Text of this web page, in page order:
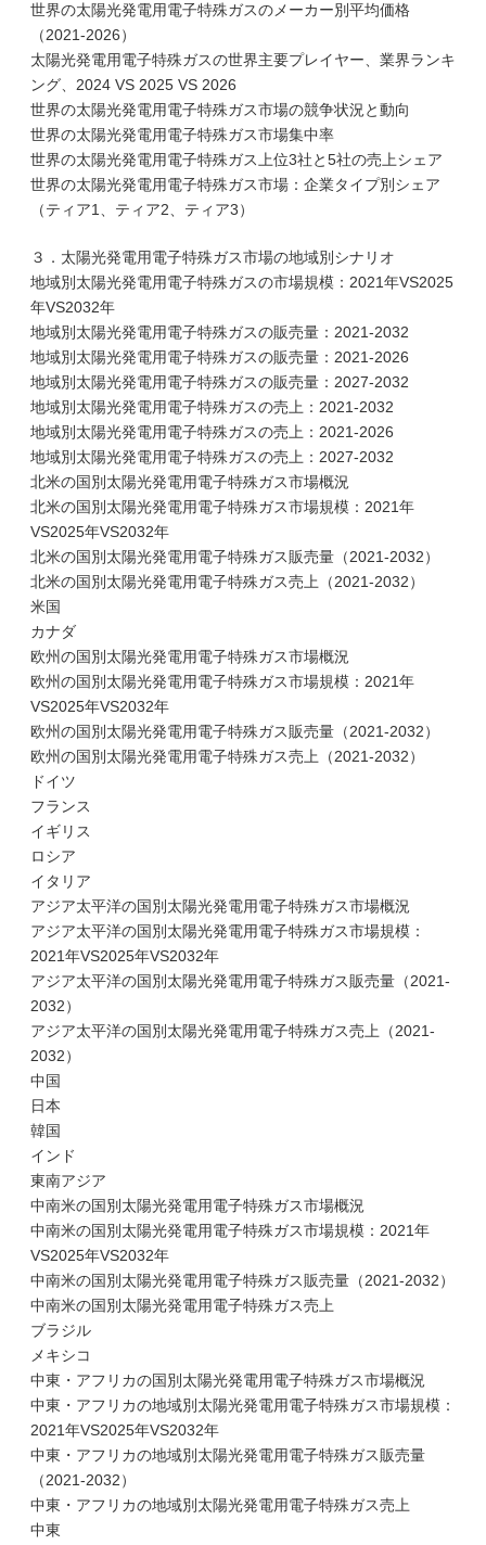
世界の太陽光発電用電子特殊ガスのメーカー別平均価格
（2021-2026）
太陽光発電用電子特殊ガスの世界主要プレイヤー、業界ランキ
ング、2024 VS 2025 VS 2026
世界の太陽光発電用電子特殊ガス市場の競争状況と動向
世界の太陽光発電用電子特殊ガス市場集中率
世界の太陽光発電用電子特殊ガス上位3社と5社の売上シェア
世界の太陽光発電用電子特殊ガス市場：企業タイプ別シェア
（ティア1、ティア2、ティア3）
３．太陽光発電用電子特殊ガス市場の地域別シナリオ
地域別太陽光発電用電子特殊ガスの市場規模：2021年VS2025
年VS2032年
地域別太陽光発電用電子特殊ガスの販売量：2021-2032
地域別太陽光発電用電子特殊ガスの販売量：2021-2026
地域別太陽光発電用電子特殊ガスの販売量：2027-2032
地域別太陽光発電用電子特殊ガスの売上：2021-2032
地域別太陽光発電用電子特殊ガスの売上：2021-2026
地域別太陽光発電用電子特殊ガスの売上：2027-2032
北米の国別太陽光発電用電子特殊ガス市場概況
北米の国別太陽光発電用電子特殊ガス市場規模：2021年
VS2025年VS2032年
北米の国別太陽光発電用電子特殊ガス販売量（2021-2032）
北米の国別太陽光発電用電子特殊ガス売上（2021-2032）
米国
カナダ
欧州の国別太陽光発電用電子特殊ガス市場概況
欧州の国別太陽光発電用電子特殊ガス市場規模：2021年
VS2025年VS2032年
欧州の国別太陽光発電用電子特殊ガス販売量（2021-2032）
欧州の国別太陽光発電用電子特殊ガス売上（2021-2032）
ドイツ
フランス
イギリス
ロシア
イタリア
アジア太平洋の国別太陽光発電用電子特殊ガス市場概況
アジア太平洋の国別太陽光発電用電子特殊ガス市場規模：
2021年VS2025年VS2032年
アジア太平洋の国別太陽光発電用電子特殊ガス販売量（2021-
2032）
アジア太平洋の国別太陽光発電用電子特殊ガス売上（2021-
2032）
中国
日本
韓国
インド
東南アジア
中南米の国別太陽光発電用電子特殊ガス市場概況
中南米の国別太陽光発電用電子特殊ガス市場規模：2021年
VS2025年VS2032年
中南米の国別太陽光発電用電子特殊ガス販売量（2021-2032）
中南米の国別太陽光発電用電子特殊ガス売上
ブラジル
メキシコ
中東・アフリカの国別太陽光発電用電子特殊ガス市場概況
中東・アフリカの地域別太陽光発電用電子特殊ガス市場規模：
2021年VS2025年VS2032年
中東・アフリカの地域別太陽光発電用電子特殊ガス販売量
（2021-2032）
中東・アフリカの地域別太陽光発電用電子特殊ガス売上
中東